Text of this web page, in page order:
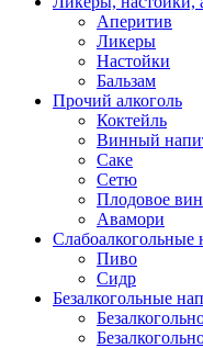
Аперитив
Ликеры
Настойки
Бальзам
Прочий алкоголь
Коктейль
Винный
Саке
Сетю
Плодовое
Авамори
Слабоалкогольные
Пиво
Сидр
Безалкогольные